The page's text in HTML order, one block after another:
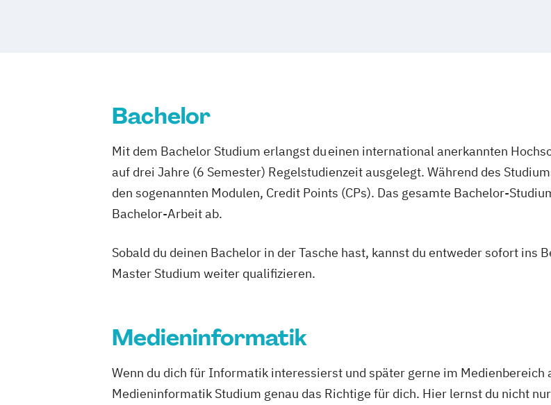
Bachelor
Mit dem Bachelor Studium erlangst du einen international anerkannten
auf drei Jahre (6 Semester) Regelstudienzeit ausgelegt. Während des
den sogenannten Modulen, Credit Points (CPs). Das gesamte Bachelor-
Bachelor-Arbeit ab.
Sobald du deinen Bachelor in der Tasche hast, kannst du entweder sofort ins
Master Studium weiter qualifizieren.
Medieninformatik
Wenn du dich für Informatik interessierst und später gerne im Medienbereich
Medieninformatik Studium genau das Richtige für dich. Hier lernst du nicht